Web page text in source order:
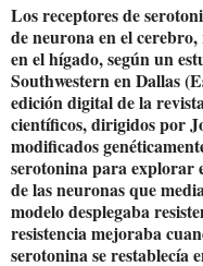
Los receptores de
de neurona en el
en el hígado, según un
Southwestern en Dallas
edición digital de la
científicos, dirigidos por
modificados
serotonina para explorar
de las neuronas que
modelo desplegaba
resistencia mejoraba
serotonina se restablecía